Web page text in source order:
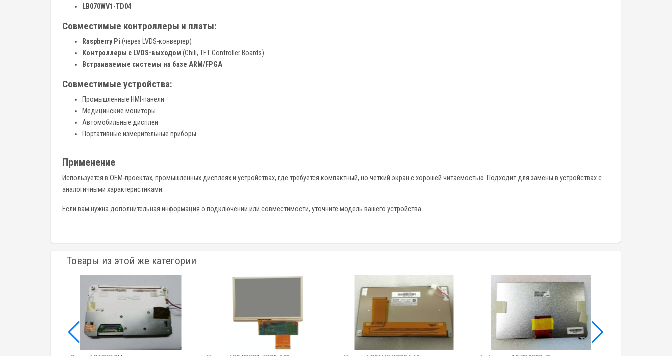
LB070WV1-TD04
Совместимые контроллеры и платы:
Raspberry Pi (через LVDS-конвертер)
Контроллеры с LVDS-выходом (Chili, TFT Controller Boards)
Встраиваемые системы на базе ARM/FPGA
Совместимые устройства:
Промышленные HMI-панели
Медицинские мониторы
Автомобильные дисплеи
Портативные измерительные приборы
Применение
Используется в OEM-проектах, промышленных дисплеях и устройствах, где требуется компактный, но четкий экран с хорошей читаемостью. Подходит для замены в устройствах с
аналогичными характеристиками.
Если вам нужна дополнительная информация о подключении или совместимости, уточните модель вашего устройства.
Товары из этой же категории